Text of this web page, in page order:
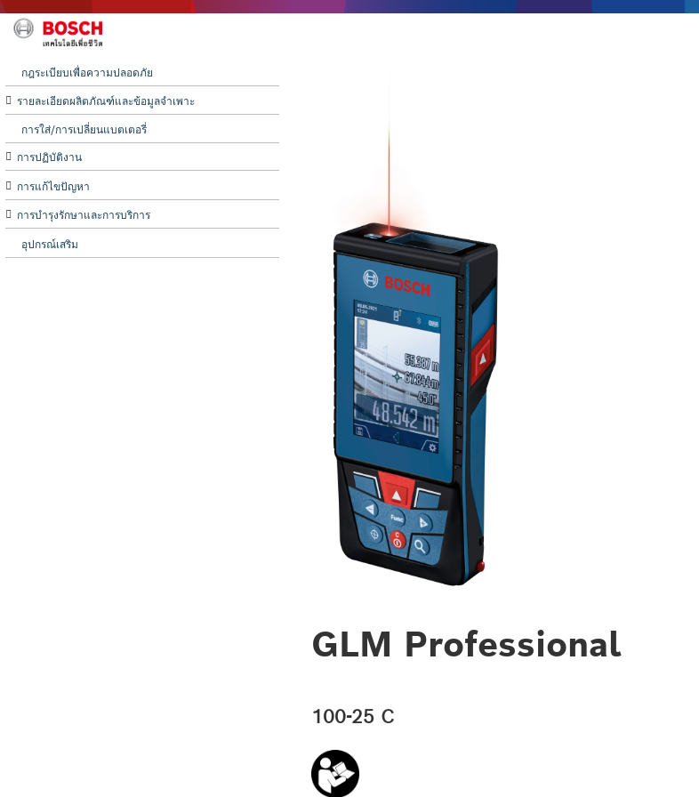
สารบัญ
กฎระเบียบเพื่อความปลอดภัย
 รายละเอียดผลิตภัณฑ์และข้อมูลจำเพาะ
การใส่/การเปลี่ยนแบตเตอรี่
 การปฏิบัติงาน
 การแก้ไขปัญหา
 การบำรุงรักษาและการบริการ
อุปกรณ์เสริม
GLM Professional
100-25 C